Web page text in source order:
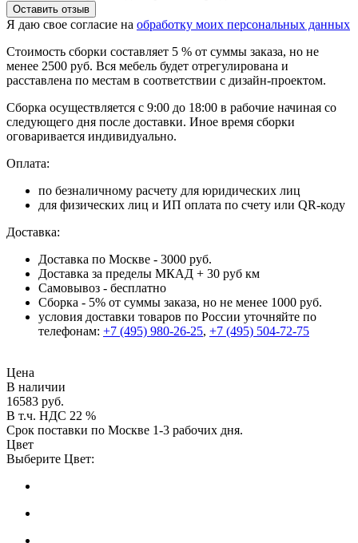
Я даю свое согласие на обработку моих персональных данных
Стоимость сборки составляет 5 % от суммы заказа, но не
менее 2500 руб. Вся мебель будет отрегулирована и
расставлена по местам в соответствии с дизайн-проектом.
Сборка осуществляется с 9:00 до 18:00 в рабочие начиная со
следующего дня после доставки. Иное время сборки
оговаривается индивидуально.
Оплата:
по безналичному расчету для юридических лиц
для физических лиц и ИП оплата по счету или QR-коду
Доставка:
Доставка по Москве - 3000 руб.
Доставка за пределы МКАД + 30 руб км
Самовывоз - бесплатно
Сборка - 5% от суммы заказа, но не менее 1000 руб.
условия доставки товаров по России уточняйте по
телефонам: +7 (495) 980-26-25, +7 (495) 504-72-75
Цена
В наличии
16583 руб.
В т.ч. НДС 22 %
Срок поставки по Москве 1-3 рабочих дня.
Цвет
Выберите Цвет: